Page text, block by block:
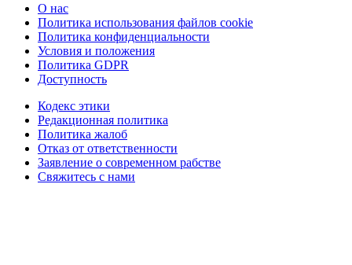
О нас
Политика использования файлов cookie
Политика конфиденциальности
Условия и положения
Политика GDPR
Доступность
Кодекс этики
Редакционная политика
Политика жалоб
Отказ от ответственности
Заявление о современном рабстве
Свяжитесь с нами